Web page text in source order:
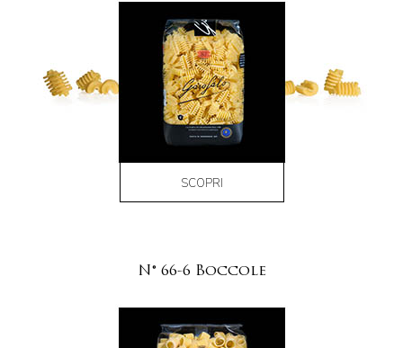
SCOPRI
N° 66-6 Boccole